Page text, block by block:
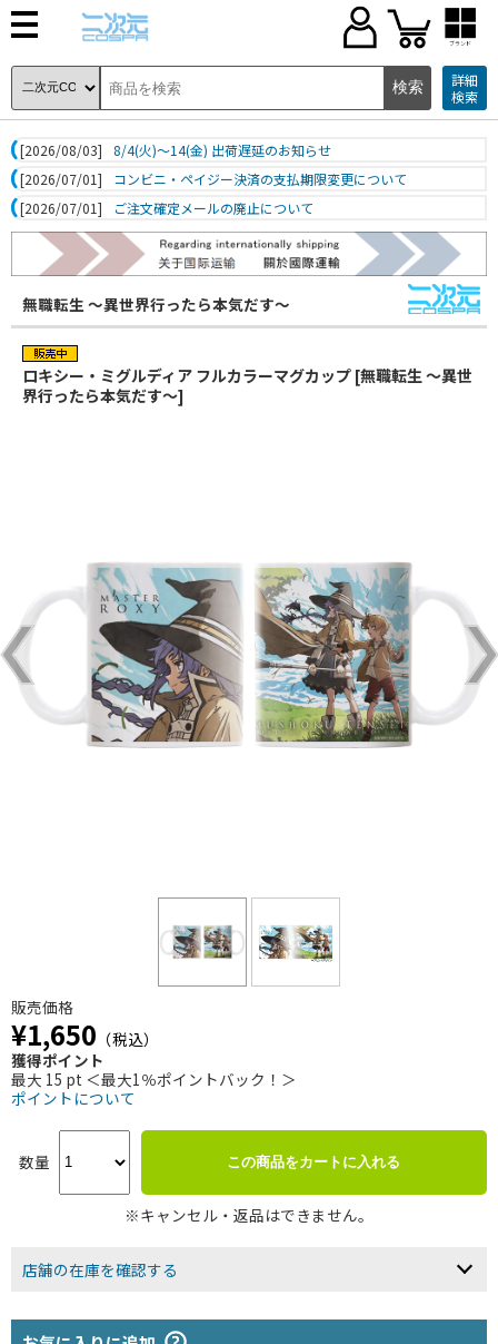
ブランド
詳細
検索
[2026/08/03]
8/4(火)～14(金) 出荷遅延のお知らせ
[2026/07/01]
コンビニ・ペイジー決済の支払期限変更について
[2026/07/01]
ご注文確定メールの廃止について
無職転生 ～異世界行ったら本気だす～
ロキシー・ミグルディア フルカラーマグカップ [無職転生 ～異世
界行ったら本気だす～]
販売価格
¥1,650 （税込）
獲得ポイント
最大 15 pt ＜最大1％ポイントバック！＞
ポイントについて
数量 この商品をカートに入れる
※キャンセル・返品はできません。
店舗の在庫を確認する